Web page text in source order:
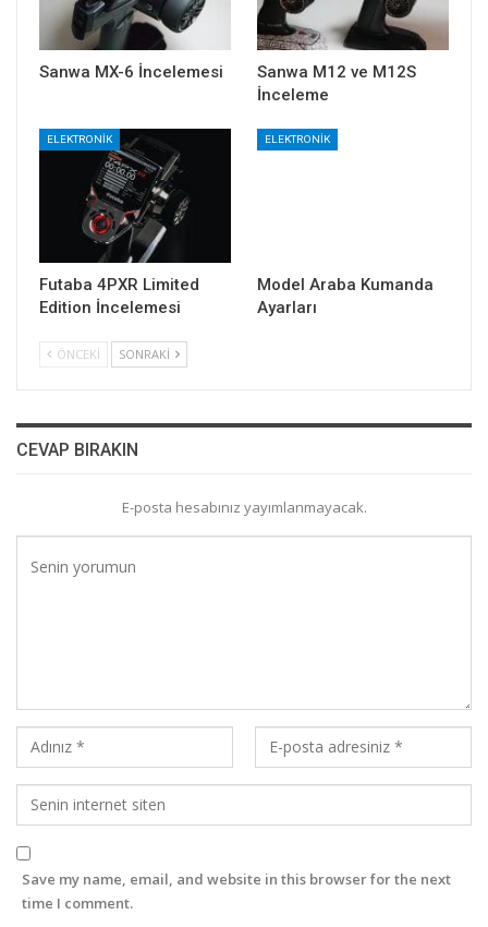
Sanwa MX-6 İncelemesi
Sanwa M12 ve M12S
İnceleme
ELEKTRONİK
Futaba 4PXR Limited
Edition İncelemesi
ELEKTRONİK
Model Araba Kumanda
Ayarları
ÖNCEKI SONRAKI
CEVAP BIRAKIN
E-posta hesabınız yayımlanmayacak.
Save my name, email, and website in this browser for the next
time I comment.